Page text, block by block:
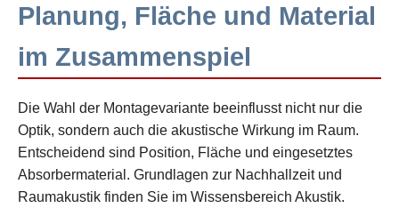
Planung, Fläche und Material
im Zusammenspiel
Die Wahl der Montagevariante beeinflusst nicht nur die
Optik, sondern auch die akustische Wirkung im Raum.
Entscheidend sind Position, Fläche und eingesetztes
Absorbermaterial. Grundlagen zur Nachhallzeit und
Raumakustik finden Sie im Wissensbereich Akustik.